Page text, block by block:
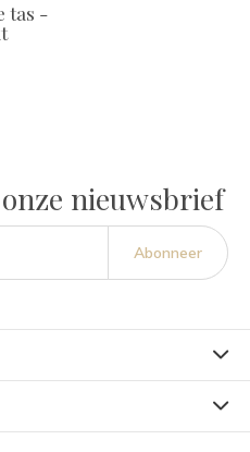
tas -
nieuwsbrief
Abonneer